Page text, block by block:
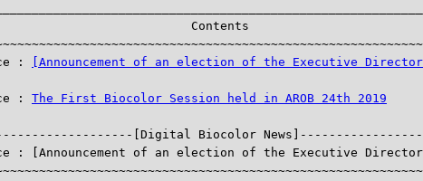
Contents
:
[Announcement of an election of the Executive
: The First Biocolor Session held in AROB 24th 2019
[Digital Biocolor
: [Announcement of an election of the Executive